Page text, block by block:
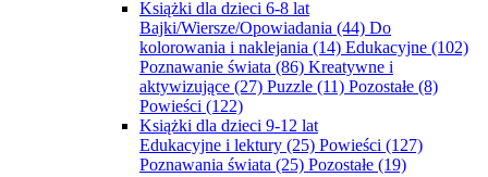
Książki dla dzieci 6-8 lat
Bajki/Wiersze/Opowiadania (44) Do
kolorowania i naklejania (14) Edukacyjne (102)
Poznawanie świata (86) Kreatywne i
aktywizujące (27) Puzzle (11) Pozostałe (8)
Powieści (122)
Książki dla dzieci 9-12 lat
Edukacyjne i lektury (25) Powieści (127)
Poznawania świata (25) Pozostałe (19)